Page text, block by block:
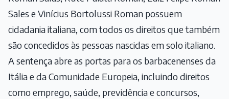
Sales e Vinícius Bortolussi Roman possuem
cidadania italiana, com todos os direitos que também
são concedidos às pessoas nascidas em solo italiano.
A sentença abre as portas para os barbacenenses da
Itália e da Comunidade Europeia, incluindo direitos
como emprego, saúde, previdência e concursos,